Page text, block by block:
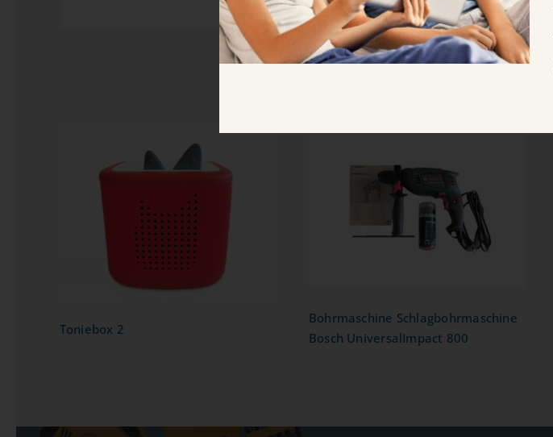
Toniebox 2
Toniebox 2
Bohrmaschine
Schlagbohrmaschine
Bosch UniversalImpact 800
Bohrmaschine Schlagbohrmaschine
Bosch UniversalImpact 800